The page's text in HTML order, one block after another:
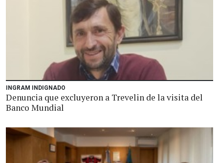
INGRAM INDIGNADO
Denuncia que excluyeron a Trevelin de la visita del
Banco Mundial